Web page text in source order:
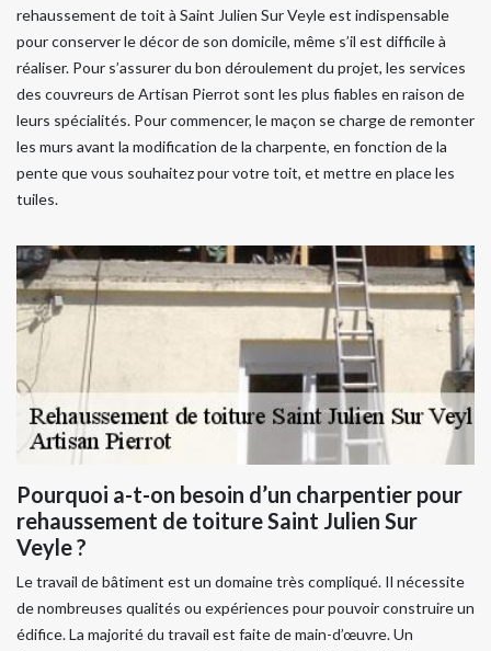
rehaussement de toit à Saint Julien Sur Veyle est indispensable
pour conserver le décor de son domicile, même s’il est difficile à
réaliser. Pour s’assurer du bon déroulement du projet, les services
des couvreurs de Artisan Pierrot sont les plus fiables en raison de
leurs spécialités. Pour commencer, le maçon se charge de remonter
les murs avant la modification de la charpente, en fonction de la
pente que vous souhaitez pour votre toit, et mettre en place les
tuiles.
Pourquoi a-t-on besoin d’un charpentier pour
rehaussement de toiture Saint Julien Sur
Veyle ?
Le travail de bâtiment est un domaine très compliqué. Il nécessite
de nombreuses qualités ou expériences pour pouvoir construire un
édifice. La majorité du travail est faite de main-d’œuvre. Un